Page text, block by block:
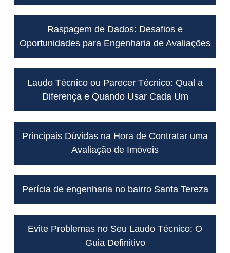
Raspagem de Dados: Desafios e
Oportunidades para Engenharia de Avaliações
Laudo Técnico ou Parecer Técnico: Qual a
Diferença e Quando Usar Cada Um
Principais Dúvidas na Hora de Contratar uma
Avaliação de Imóveis
Perícia de engenharia no bairro Santa Tereza
Evite Problemas no Seu Laudo Técnico: O
Guia Definitivo